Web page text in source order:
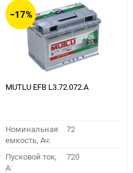
−17%
MUTLU EFB L3.72.072.A
Номинальная
емкость, Ач:
72
Пусковой ток,
A:
720